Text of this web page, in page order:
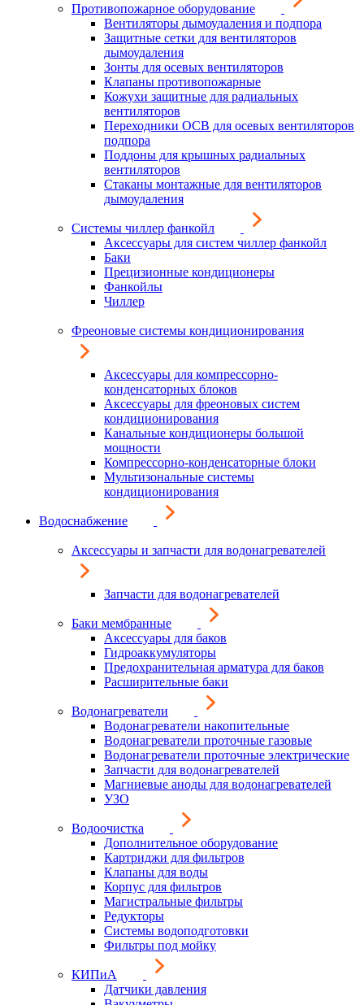
Противопожарное оборудование
Вентиляторы дымоудаления и подпора
Защитные сетки для вентиляторов
дымоудаления
Зонты для осевых вентиляторов
Клапаны противопожарные
Кожухи защитные для радиальных
вентиляторов
Переходники ОСВ для осевых вентиляторов
подпора
Поддоны для крышных радиальных
вентиляторов
Стаканы монтажные для вентиляторов
дымоудаления
Системы чиллер фанкойл
Аксессуары для систем чиллер фанкойл
Баки
Прецизионные кондиционеры
Фанкойлы
Чиллер
Фреоновые системы кондиционирования
Аксессуары для компрессорно-
конденсаторных блоков
Аксессуары для фреоновых систем
кондиционирования
Канальные кондиционеры большой
мощности
Компрессорно-конденсаторные блоки
Мультизональные системы
кондиционирования
Водоснабжение
Аксессуары и запчасти для водонагревателей
Запчасти для водонагревателей
Баки мембранные
Аксессуары для баков
Гидроаккумуляторы
Предохранительная арматура для баков
Расширительные баки
Водонагреватели
Водонагреватели накопительные
Водонагреватели проточные газовые
Водонагреватели проточные электрические
Запчасти для водонагревателей
Магниевые аноды для водонагревателей
УЗО
Водоочистка
Дополнительное оборудование
Картриджи для фильтров
Клапаны для воды
Корпус для фильтров
Магистральные фильтры
Редукторы
Системы водоподготовки
Фильтры под мойку
КИПиА
Датчики давления